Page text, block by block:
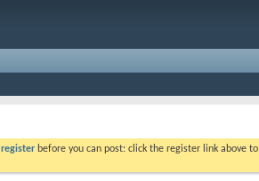
register before you can post: click the register link above